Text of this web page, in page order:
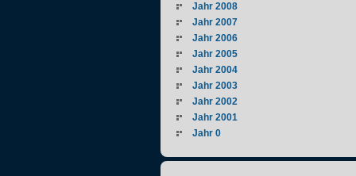
Jahr 2008
Jahr 2007
Jahr 2006
Jahr 2005
Jahr 2004
Jahr 2003
Jahr 2002
Jahr 2001
Jahr 0